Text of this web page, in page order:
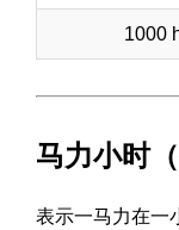
1000
马力小时（
表示一马力在一